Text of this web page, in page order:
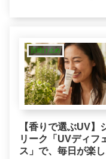
由
日焼け止め
【香りで選ぶUV】
リーク「UVディフ
ス」で、毎日が楽